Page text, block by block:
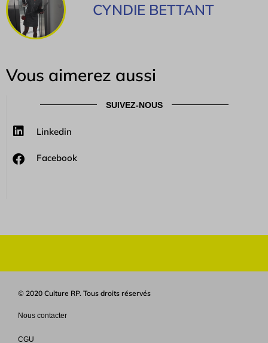
CYNDIE BETTANT
Vous aimerez aussi
SUIVEZ-NOUS
Linkedin
Facebook
© 2020 Culture RP. Tous droits réservés
Nous contacter
CGU